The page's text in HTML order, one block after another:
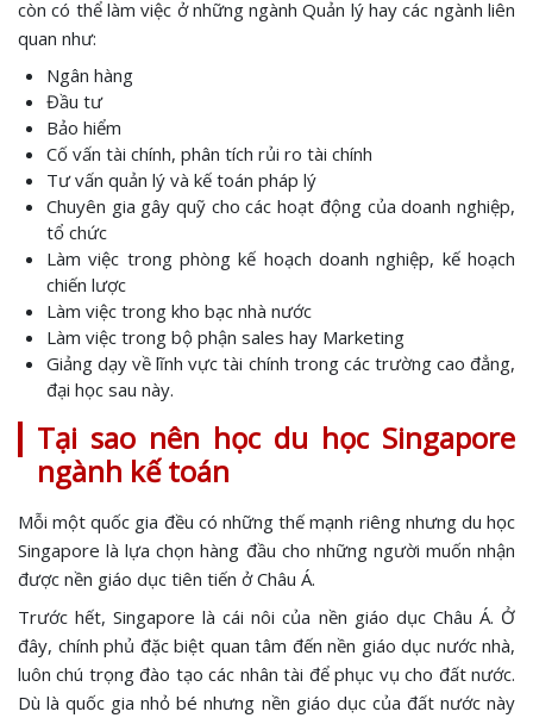
còn có thể làm việc ở những ngành Quản lý hay các ngành liên
quan như:
Ngân hàng
Đầu tư
Bảo hiểm
Cố vấn tài chính, phân tích rủi ro tài chính
Tư vấn quản lý và kế toán pháp lý
Chuyên gia gây quỹ cho các hoạt động của doanh nghiệp,
tổ chức
Làm việc trong phòng kế hoạch doanh nghiệp, kế hoạch
chiến lược
Làm việc trong kho bạc nhà nước
Làm việc trong bộ phận sales hay Marketing
Giảng dạy về lĩnh vực tài chính trong các trường cao đẳng,
đại học sau này.
Tại sao nên học du học Singapore
ngành kế toán
Mỗi một quốc gia đều có những thế mạnh riêng nhưng du học
Singapore là lựa chọn hàng đầu cho những người muốn nhận
được nền giáo dục tiên tiến ở Châu Á.
Trước hết, Singapore là cái nôi của nền giáo dục Châu Á. Ở
đây, chính phủ đặc biệt quan tâm đến nền giáo dục nước nhà,
luôn chú trọng đào tạo các nhân tài để phục vụ cho đất nước.
Dù là quốc gia nhỏ bé nhưng nền giáo dục của đất nước này